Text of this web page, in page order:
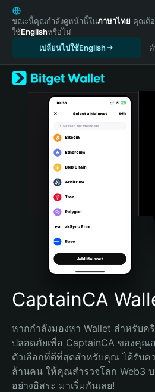
English
日本語
Tiếng Việt
Español (Latinoamérica)
Türkçe
Italiano
Português (Portugal)
Bahasa Indonesia
Português (Brasil)
Español (Argentina)
ขณะนี้คุณกำลังดูหน้านี้ในภาษาไทย คุณต้อ
ใช้Englishหรือไม่
เปลี่ยนไปใช้English
CaptainCA
หากกำลังมองหา Wallet สำหรับค
ปลอดภัยเพื่อ CaptainCA ของคุณ
ตัวเลือกที่ดีที่สุดสำหรับคุณ ได้รับค
ล้านคน ให้คุณสำรวจโลก Web3
อย่างอิสระ มาเริ่มกันเลย!